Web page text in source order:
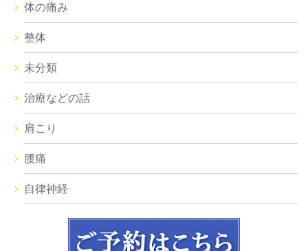
体の痛み
整体
未分類
治療などの話
肩こり
腰痛
自律神経